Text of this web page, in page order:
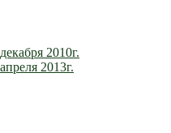
2010г.
2013г.